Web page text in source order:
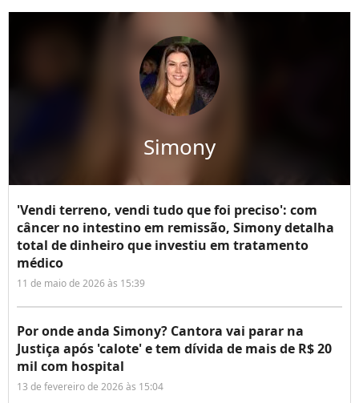
Simony
'Vendi terreno, vendi tudo que foi preciso': com
câncer no intestino em remissão, Simony detalha
total de dinheiro que investiu em tratamento
médico
11 de maio de 2026 às 15:39
Por onde anda Simony? Cantora vai parar na
Justiça após 'calote' e tem dívida de mais de R$ 20
mil com hospital
13 de fevereiro de 2026 às 15:04